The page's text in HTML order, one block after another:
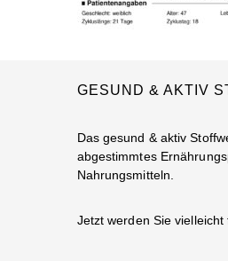
GESUND & AKTIV
Das gesund & aktiv
abgestimmtes
Nahrungsmitteln.
Jetzt werden Sie